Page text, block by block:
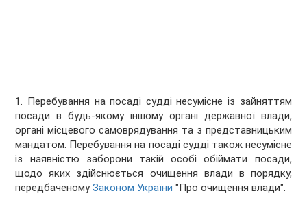
1. Перебування на посаді судді несумісне із зайняттям
посади в будь-якому іншому органі державної влади,
органі місцевого самоврядування та з представницьким
мандатом. Перебування на посаді судді також несумісне
із наявністю заборони такій особі обіймати посади,
щодо яких здійснюється очищення влади в порядку,
передбаченомуЗаконом України "Про очищення влади".